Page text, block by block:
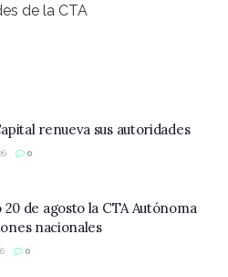
de la CTA
renueva sus autoridades
0
de agosto la CTA Autónoma
nacionales
0